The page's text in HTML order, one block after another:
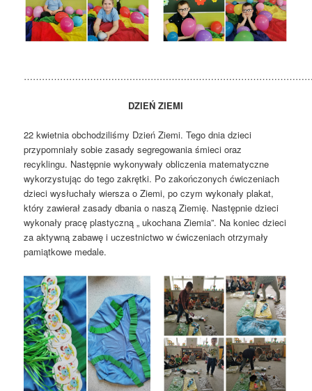
DZIEŃ ZIEMI
22 kwietnia obchodziliśmy Dzień Ziemi. Tego dnia dzieci
przypomniały sobie zasady segregowania śmieci oraz
recyklingu. Następnie wykonywały obliczenia matematyczne
wykorzystując do tego zakrętki. Po zakończonych ćwiczeniach
dzieci wysłuchały wiersza o Ziemi, po czym wykonały plakat,
który zawierał zasady dbania o naszą Ziemię. Następnie dzieci
wykonały pracę plastyczną „ ukochana Ziemia”. Na koniec dzieci
za aktywną zabawę i uczestnictwo w ćwiczeniach otrzymały
pamiątkowe medale.